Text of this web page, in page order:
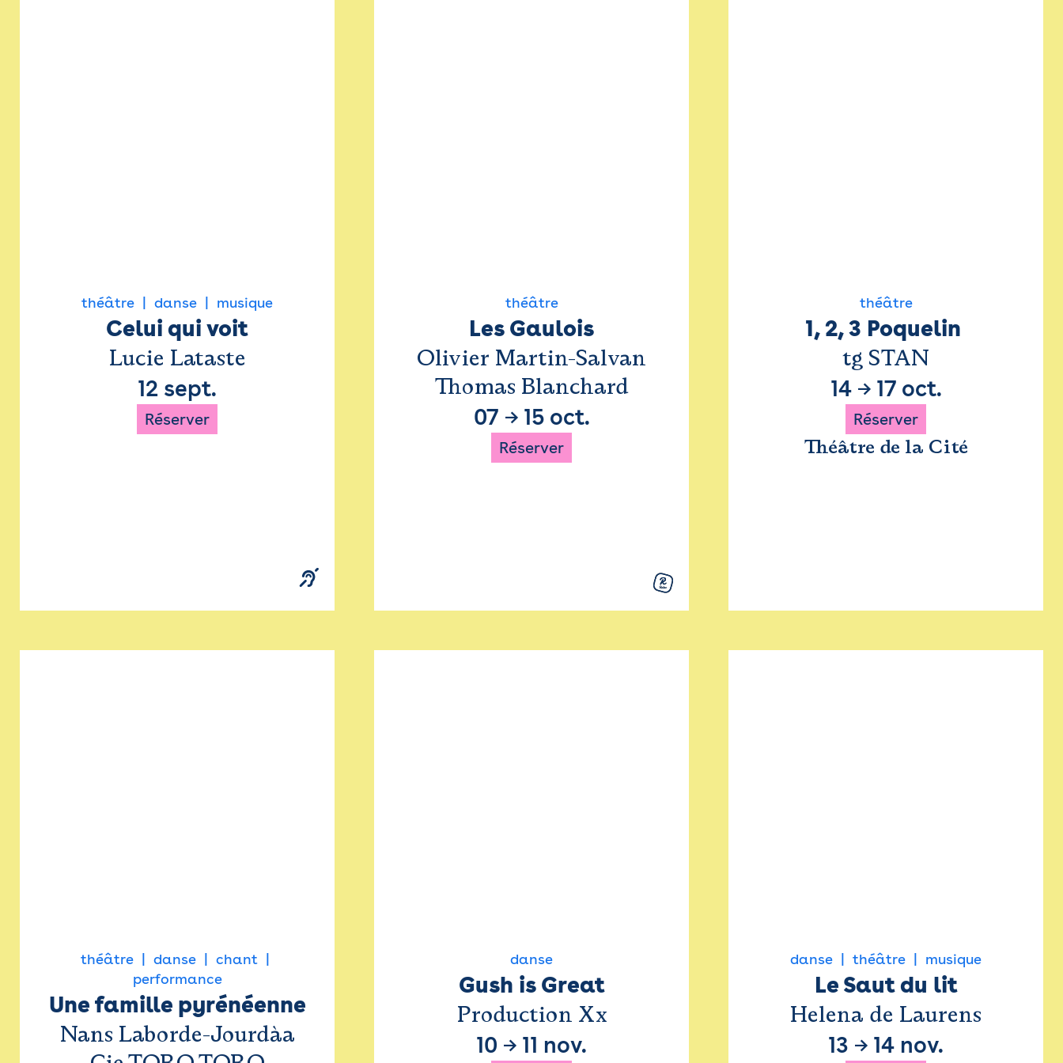
théâtre danse musique
Celui qui voit
Lucie Lataste
12 sept.
Réserver
théâtre
Les Gaulois
Olivier Martin-Salvan
Thomas Blanchard
07 → 15 oct.
Réserver
théâtre
1, 2, 3 Poquelin
tg STAN
14→ 17 oct.
Réserver
Théâtre de la Cité
théâtre danse
chant
performance
Une famille pyrénéenne
Nans Laborde-Jourdàa
danse
Gush is Great
Production Xx
10 → 11 nov.
danse théâtre musique
Le Saut du lit
Helena de Laurens
13 → 14 nov.